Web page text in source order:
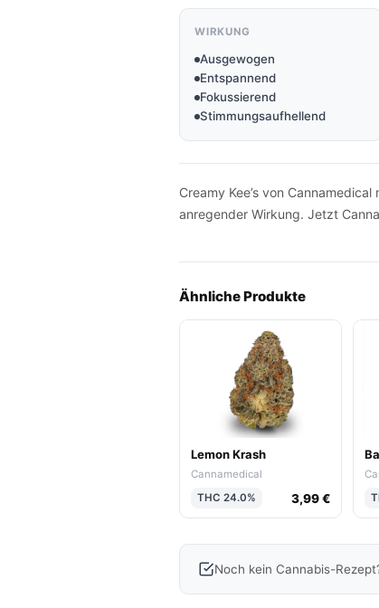
WIRKUNG
Ausgewogen
Entspannend
Fokussierend
Stimmungsaufhellend
Creamy Kee’s von
anregender Wirkung. Jetzt
Ähnliche Produkte
Lemon Krash
Cannamedical
THC 24.0%
3,99 €
Noch kein Cannabis-